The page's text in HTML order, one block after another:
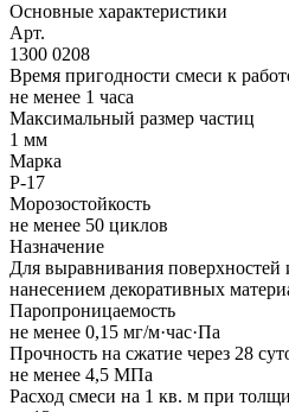
Основные характеристики
Арт.
1300 0208
Время пригодности смеси к
не менее 1 часа
Максимальный размер частиц
1 мм
Марка
P-17
Морозостойкость
не менее 50 циклов
Назначение
Для выравнивания поверхностей
нанесением декоративных
Паропроницаемость
не менее 0,15 мг/м·час·Па
Прочность на сжатие через 28
не менее 4,5 МПа
Расход смеси на 1 кв. м при